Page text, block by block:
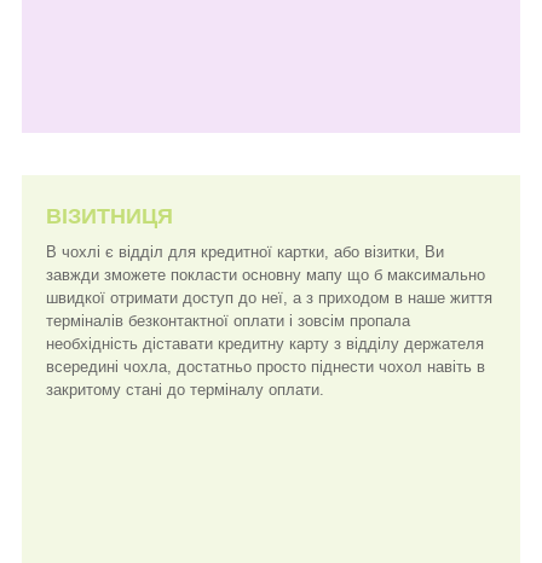
ВІЗИТНИЦЯ
В чохлі є відділ для кредитної картки, або візитки, Ви
завжди зможете покласти основну мапу що б максимально
швидкої отримати доступ до неї, а з приходом в наше життя
терміналів безконтактної оплати і зовсім пропала
необхідність діставати кредитну карту з відділу держателя
всередині чохла, достатньо просто піднести чохол навіть в
закритому стані до терміналу оплати.